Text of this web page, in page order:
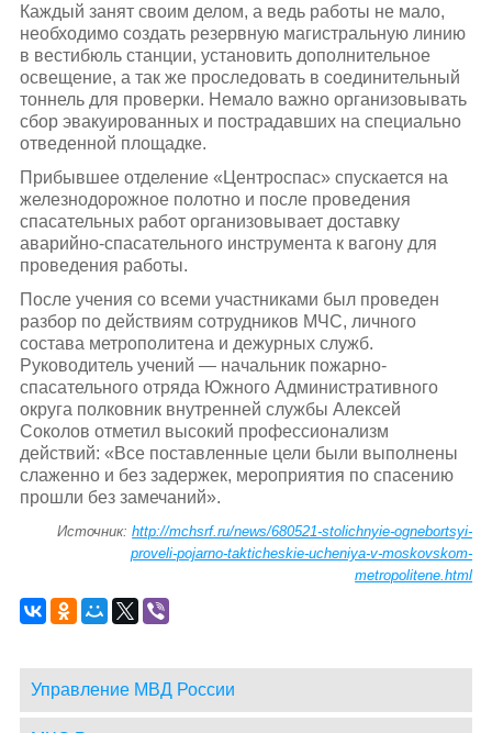
Каждый занят своим делом, а ведь работы не мало,
необходимо создать резервную магистральную линию
в вестибюль станции, установить дополнительное
освещение, а так же проследовать в соединительный
тоннель для проверки. Немало важно организовывать
сбор эвакуированных и пострадавших на специально
отведенной площадке.
Прибывшее отделение «Центроспас» спускается на
железнодорожное полотно и после проведения
спасательных работ организовывает доставку
аварийно-спасательного инструмента к вагону для
проведения работы.
После учения со всеми участниками был проведен
разбор по действиям сотрудников МЧС, личного
состава метрополитена и дежурных служб.
Руководитель учений — начальник пожарно-
спасательного отряда Южного Административного
округа полковник внутренней службы Алексей
Соколов отметил высокий профессионализм
действий: «Все поставленные цели были выполнены
слаженно и без задержек, мероприятия по спасению
прошли без замечаний».
Источник:http://mchsrf.ru/news/680521-stolichnyie-ognebortsyi-
proveli-pojarno-takticheskie-ucheniya-v-moskovskom-
metropolitene.html
Управление МВД России